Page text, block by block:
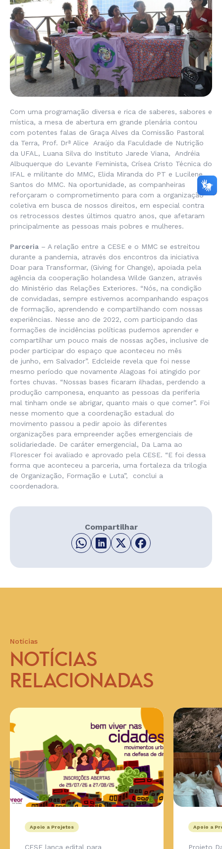
Com uma programação diversa e rica de saberes, sabores e
mística, a mesa de abertura em grande plenária contou
com potentes falas de Graça Alves da Comissão Pastoral
da Terra, Prof. Drª Alice Araújo da Faculdade de Nutrição
da UFAL, Luana Silva do Instituto Jarede Viana, Andréia
Albuquerque do Levante Feminista, Crísea Cristo Técnica do
IFAL e militante do MMC, Elida Miranda do PT e Lucilene
Santos do MMC. Na oportunidade, as companheiras
reforçaram o comprometimento para com a organização
coletiva em busca de nossos direitos, em especial contra
os retrocessos destes últimos quatro anos, que afetaram
principalmente as pessoas mais pobres e mulheres.
Parceria – A relação entre a CESE e o MMC se estreitou
durante a pandemia, através dos encontros da iniciativa
Doar para Transformar, (Giving for Change), apoiada pela
agência da cooperação holandesa Wilde Ganzen, através
do Ministério das Relações Exteriores. “Nós, na condição
de convidadas, sempre estivemos acompanhando espaços
de formação, aprendendo e compartilhando com nossas
experiências. Nesse ano de 2022, com participando das
formações de incidências políticas pudemos aprender e
compartilhar um pouco mais de nossas ações, inclusive de
poder participar do espaço que aconteceu no mês
de junho, em Salvador”. Edcleide revela que foi nesse
mesmo período que novamente Alagoas foi atingido por
fortes chuvas. “Nossas bases ficaram ilhadas, perdendo a
produção camponesa, enquanto as pessoas da periferia
mal tinham onde se abrigar, quanto mais o que comer”. Foi
nesse momento que a coordenação estadual do
movimento passou a pedir apoio às diferentes
organizações para empreender ações emergenciais de
solidariedade. De caráter emergencial, Da Lama ao
Florescer foi avaliado e aprovado pela CESE. “E foi dessa
forma que aconteceu a parceria, uma fortaleza da trilogia
de Organização, Formação e Luta”, conclui a
coordenadora.
Compartilhar
Notícias
NOTÍCIAS
RELACIONADAS
Apoio a Projetos
CESE lança edital para
Apoio a
Projeto